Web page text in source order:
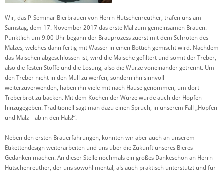
Wir, das P-Seminar Bierbrauen von Herrn Hutschenreuther, trafen uns am
Samstag, dem 17. November 2017 das erste Mal zum gemeinsamen Brauen.
Pünktlich um 9.00 Uhr begann der Brauprozess zuerst mit dem Schroten des
Malzes, welches dann fertig mit Wasser in einen Bottich gemischt wird. Nachdem
das Maischen abgeschlossen ist, wird die Maische gefiltert und somit der Treber,
also die festen Stoffe und die Lösung, also die Würze voneinander getrennt. Um
den Treber nicht in den Müll zu werfen, sondern ihn sinnvoll
weiterzuverwenden, haben ihn viele mit nach Hause genommen, um dort
Treberbrot zu backen. Mit dem Kochen der Würze wurde auch der Hopfen
hinzugegeben. Traditionell sagt man dazu einen Spruch, in unserem Fall „Hopfen
und Malz – ab in den Hals!“.
Neben den ersten Brauerfahrungen, konnten wir aber auch an unserem
Etikettendesign weiterarbeiten und uns über die Zukunft unseres Bieres
Gedanken machen. An dieser Stelle nochmals ein großes Dankeschön an Herrn
Hutschenreuther, der uns sowohl mental, als auch praktisch unterstützt und für